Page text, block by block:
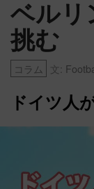
ベルリ
挑む
コラム 文:
ドイツ人